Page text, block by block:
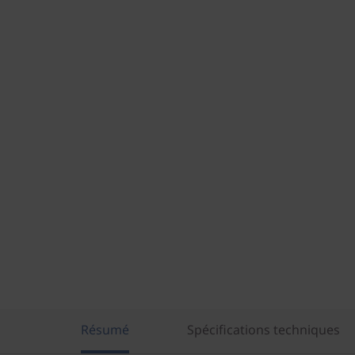
Résumé Spécifications techniques